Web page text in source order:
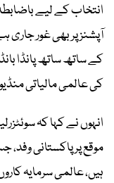
انتخاب کے لیے
آپشنز پر بھی غور جاری
کے ساتھ ساتھ پانڈا
کی عالمی مالیاتی
انہوں نے کہا کہ
موقع پر پاکستانی
ہیں، عالمی سرمایہ